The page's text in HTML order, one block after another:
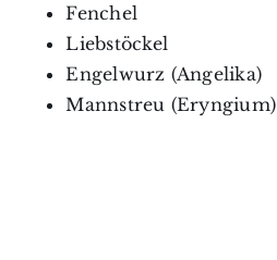
Fenchel
Liebstöckel
Engelwurz (Angelika)
Mannstreu (Eryngium)